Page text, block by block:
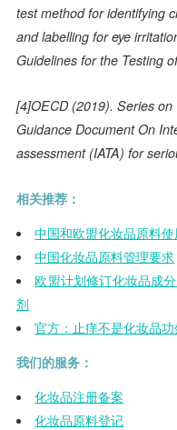
test method for identifying
and labelling for eye
Guidelines for the Testing
[4]OECD (2019). Series
Guidance Document On
assessment (IATA) for
相关推荐：
中国和欧盟化妆品原料
中国化妆品原料管理要求
欧盟计划修订化妆品成
剂
官方：止痒不是化妆品功
我们的服务：
化妆品注册备案
化妆品原料登记